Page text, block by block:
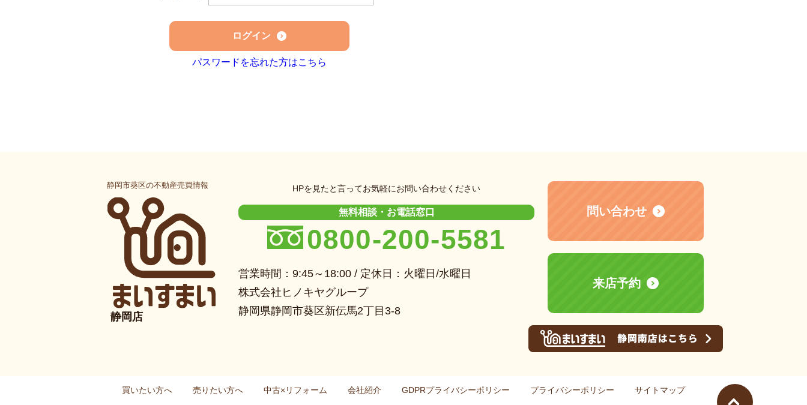
ログイン
パスワードを忘れた方はこちら
静岡市葵区の不動産売買情報
静岡店
HPを見たと言ってお気軽にお問い合わせください
無料相談・お電話窓口
0800-200-5581
営業時間：9:45～18:00 / 定休日：火曜日/水曜日
株式会社ヒノキヤグループ
静岡県静岡市葵区新伝馬2丁目3-8
問い合わせ
来店予約
買いたい方へ 売りたい方へ 中古×リフォーム 会社紹介 GDPRプライバシーポリシー プライバシーポリシー サイトマップ